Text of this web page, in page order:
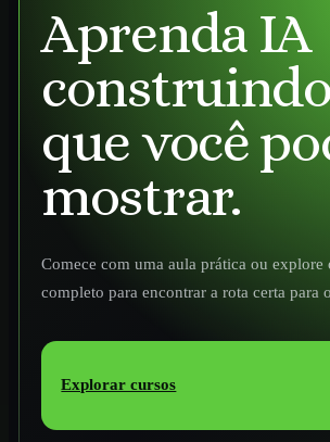
Aprenda IA
que você
mostrar.
Comece com uma aula prática ou explore
completo para encontrar a rota certa para
Explorar cursos